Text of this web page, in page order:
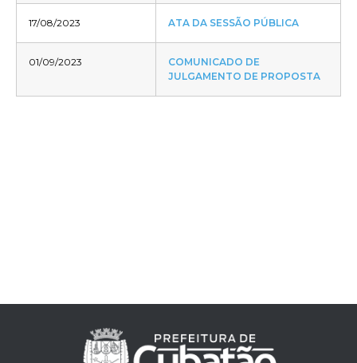
17/08/2023 ATA DA SESSÃO PÚBLICA
01/09/2023
COMUNICADO DE
JULGAMENTO DE PROPOSTA